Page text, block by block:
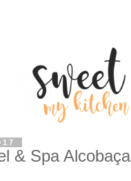
& Spa Alcobaça